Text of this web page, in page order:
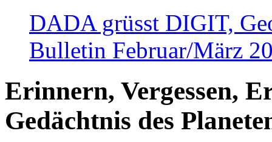
DADA grüsst DIGIT,
Bulletin Februar/März
Erinnern, Vergessen,
Gedächtnis des